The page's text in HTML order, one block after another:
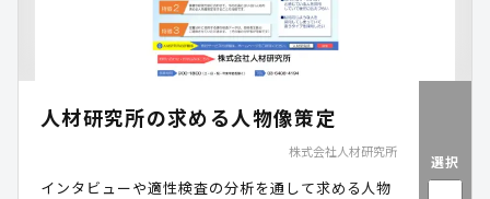
人材研究所の求める人物像策定
株式会社人材研究所
インタビューや適性検査の分析を通して求める人物
選択